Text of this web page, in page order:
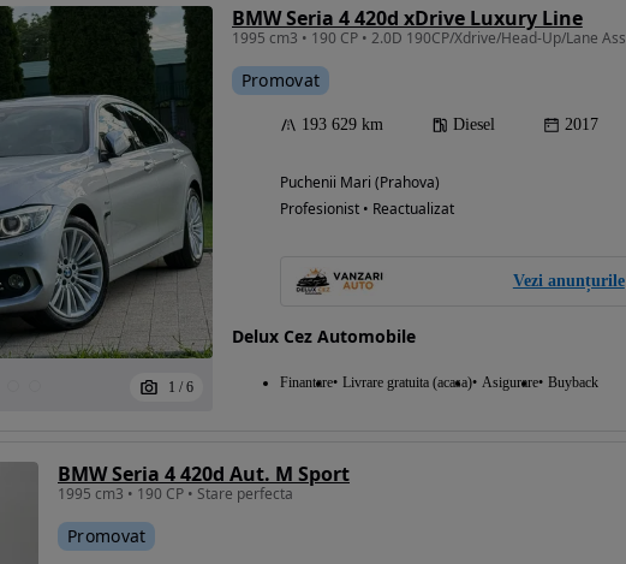
1 / 6
BMW Seria 4 420d xDrive Luxury Line
Promovat
193 629 km Diesel 2017
Puchenii Mari (Prahova)
Profesionist • Reactualizat
Vezi anunțurile
Delux Cez Automobile
Finantare Livrare gratuita (acasa) Asigurare Buyback
BMW Seria 4 420d Aut. M Sport
1995 cm3 • 190 CP • Stare perfecta
Promovat